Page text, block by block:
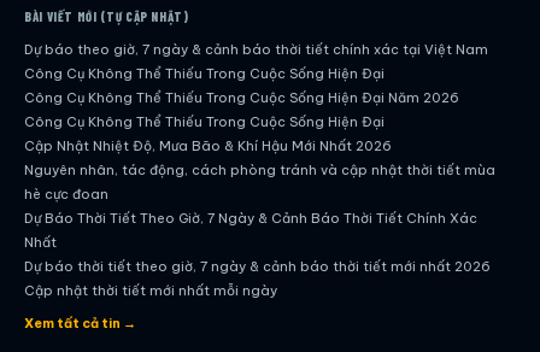
BÀI VIẾT MỚI (TỰ CẬP NHẬT)
Dự báo theo giờ, 7 ngày & cảnh báo thời tiết chính xác tại Việt Nam
Công Cụ Không Thể Thiếu Trong Cuộc Sống Hiện Đại
Công Cụ Không Thể Thiếu Trong Cuộc Sống Hiện Đại Năm 2026
Công Cụ Không Thể Thiếu Trong Cuộc Sống Hiện Đại
Cập Nhật Nhiệt Độ, Mưa Bão & Khí Hậu Mới Nhất 2026
Nguyên nhân, tác động, cách phòng tránh và cập nhật thời tiết mùa
hè cực đoan
Dự Báo Thời Tiết Theo Giờ, 7 Ngày & Cảnh Báo Thời Tiết Chính Xác
Nhất
Dự báo thời tiết theo giờ, 7 ngày & cảnh báo thời tiết mới nhất 2026
Cập nhật thời tiết mới nhất mỗi ngày
Hướng dẫn đầy đủ về dự báo thời tiết hiện đại
Xem tất cả tin →